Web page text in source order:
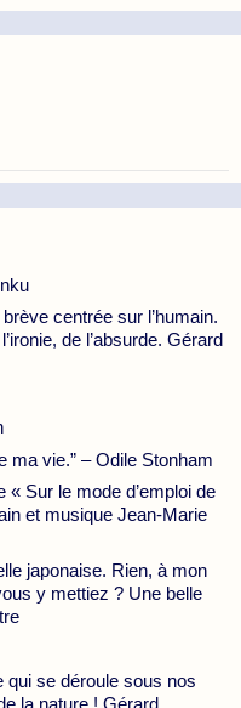
centrée sur l’humain.
de l’absurde. Gérard
ma vie.” – Odile Stonham
Sur le mode d’emploi de
et musique Jean-Marie
japonaise. Rien, à mon
y mettiez ? Une belle
qui se déroule sous nos
la nature ! Gérard